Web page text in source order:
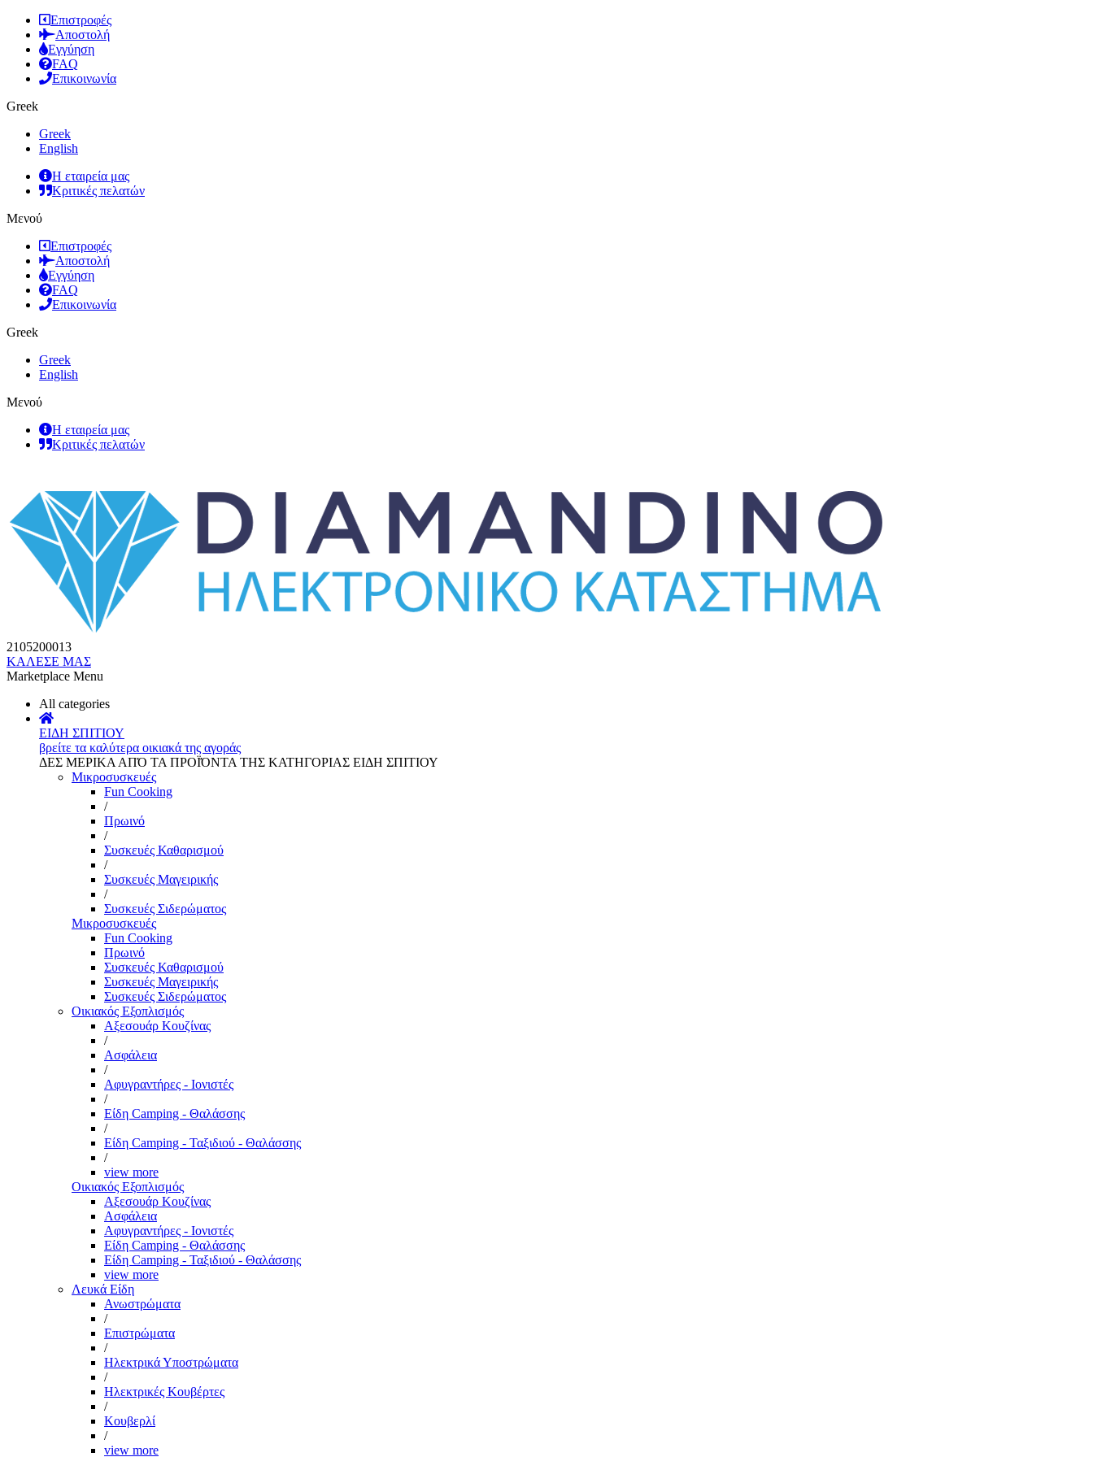
Επιστροφές
Αποστολή
Εγγύηση
FAQ
Επικοινωνία
Greek
Greek
English
Η εταιρεία μας
Κριτικές πελατών
Μενού
Επιστροφές
Αποστολή
Εγγύηση
FAQ
Επικοινωνία
Greek
Greek
English
Μενού
Η εταιρεία μας
Κριτικές πελατών
2105200013
ΚΑΛΕΣΕ ΜΑΣ
Marketplace Menu
All categories
ΕΙΔΗ ΣΠΙΤΙΟΥ
βρείτε τα καλύτερα οικιακά της αγοράς
ΔΕΣ ΜΕΡΙΚΑ ΑΠΌ ΤΑ ΠΡΟΪΌΝΤΑ ΤΗΣ ΚΑΤΗΓΟΡΙΑΣ ΕΙΔΗ ΣΠΙΤΙΟΥ
Μικροσυσκευές
Fun Cooking
/
Πρωινό
/
Συσκευές Καθαρισμού
/
Συσκευές Μαγειρικής
/
Συσκευές Σιδερώματος
Μικροσυσκευές
Fun Cooking
Πρωινό
Συσκευές Καθαρισμού
Συσκευές Μαγειρικής
Συσκευές Σιδερώματος
Οικιακός Εξοπλισμός
Αξεσουάρ Κουζίνας
/
Ασφάλεια
/
Αφυγραντήρες - Ιονιστές
/
Είδη Camping - Θαλάσσης
/
Είδη Camping - Ταξιδιού - Θαλάσσης
/
view more
Οικιακός Εξοπλισμός
Αξεσουάρ Κουζίνας
Ασφάλεια
Αφυγραντήρες - Ιονιστές
Είδη Camping - Θαλάσσης
Είδη Camping - Ταξιδιού - Θαλάσσης
view more
Λευκά Είδη
Ανωστρώματα
/
Επιστρώματα
/
Ηλεκτρικά Υποστρώματα
/
Ηλεκτρικές Κουβέρτες
/
Κουβερλί
/
view more